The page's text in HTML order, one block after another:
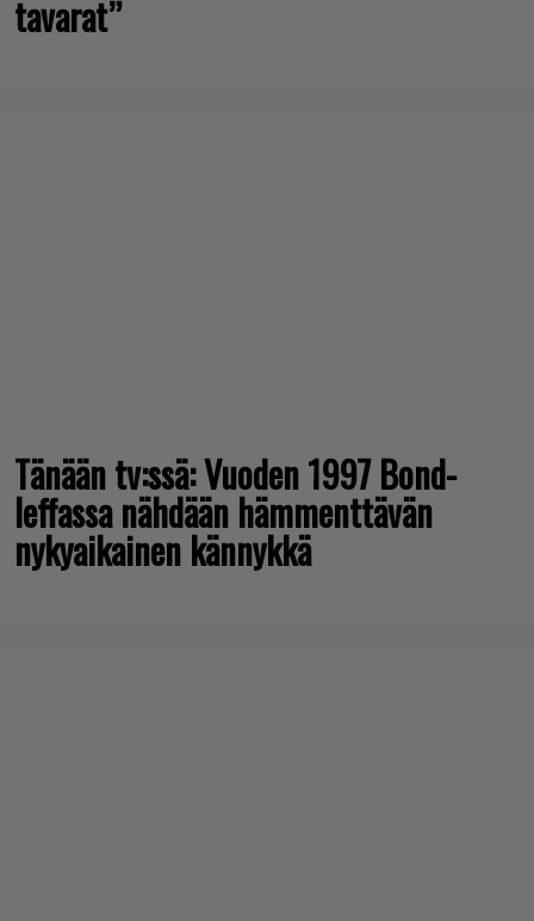
tavarat”
Tänään tv:ssä: Vuoden 1997 Bond-
leffassa nähdään hämmenttävän
nykyaikainen kännykkä